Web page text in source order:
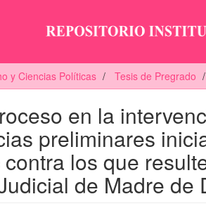
y Ciencias Políticas Tesis de Pregrado
en la
preliminares
los que
de Madre de